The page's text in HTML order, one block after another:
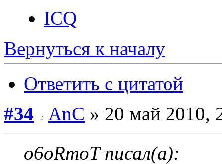
ICQ
Вернуться к началу
Ответить с цитатой
#34
AnC » 20 май 2010,
o6oRmoT писал(а):